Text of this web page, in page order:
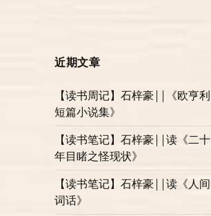
近期文章
【读书周记】石梓豪||《欧亨利
短篇小说集》
【读书笔记】石梓豪||读《二十
年目睹之怪现状》
【读书笔记】石梓豪||读《人间
词话》